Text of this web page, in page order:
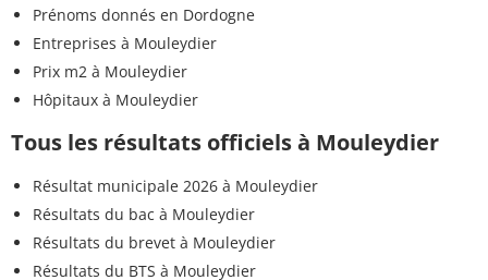
Prénoms donnés en Dordogne
Entreprises à Mouleydier
Prix m2 à Mouleydier
Hôpitaux à Mouleydier
Tous les résultats officiels à Mouleydier
Résultat municipale 2026 à Mouleydier
Résultats du bac à Mouleydier
Résultats du brevet à Mouleydier
Résultats du BTS à Mouleydier